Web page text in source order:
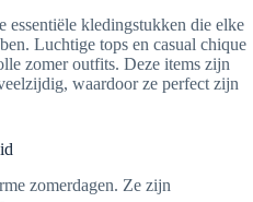
essentiële kledingstukken die elke
Luchtige tops en casual chique
zomer outfits. Deze items zijn
waardoor ze perfect zijn
zomerdagen. Ze zijn